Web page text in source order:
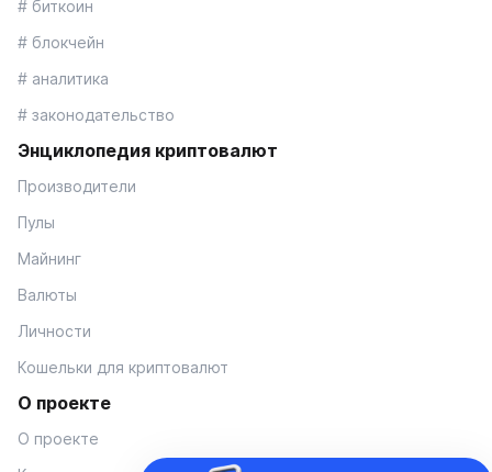
# биткоин
# блокчейн
# аналитика
# законодательство
Энциклопедия криптовалют
Производители
Пулы
Майнинг
Валюты
Личности
Кошельки для криптовалют
О проекте
О проекте